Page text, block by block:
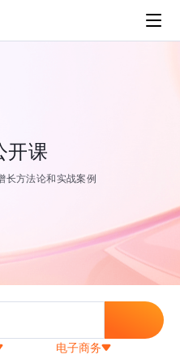
开课
长方法论和实战案例
电子商务